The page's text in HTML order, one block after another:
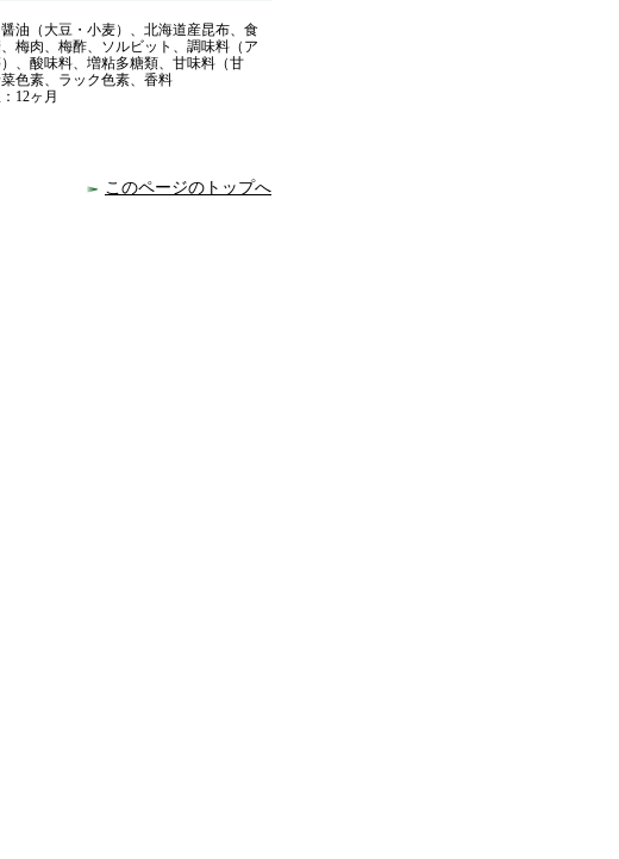
油（大豆・小麦）、北海道産昆布、食
梅肉、梅酢、ソルビット、調味料（ア
）、酸味料、増粘多糖類、甘味料（甘
色素、ラック色素、香料
12ヶ月
このページのトップへ